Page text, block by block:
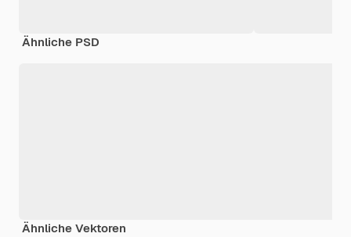
Ähnliche PSD
Ähnliche Vektoren